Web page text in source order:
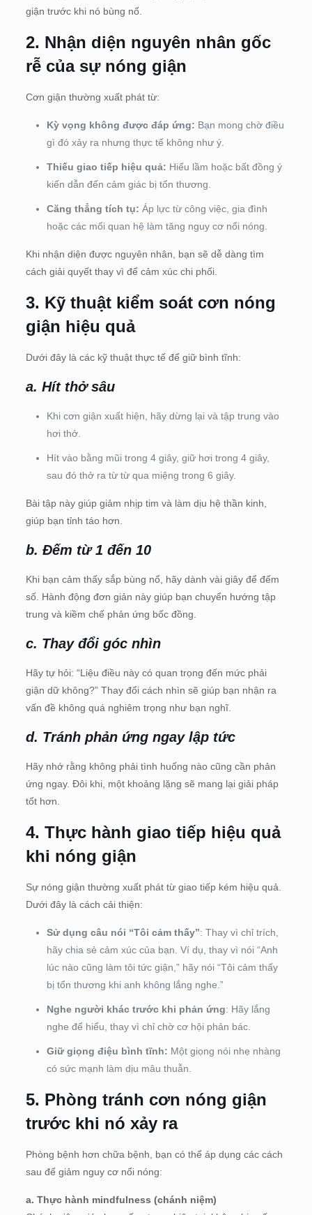
giận trước khi nó bùng nổ.
2. Nhận diện nguyên nhân gốc
rễ của sự nóng giận
Cơn giận thường xuất phát từ:
Kỳ vọng không được đáp ứng: Bạn mong chờ điều
gì đó xảy ra nhưng thực tế không như ý.
Thiếu giao tiếp hiệu quả: Hiểu lầm hoặc bất đồng ý
kiến dẫn đến cảm giác bị tổn thương.
Căng thẳng tích tụ: Áp lực từ công việc, gia đình
hoặc các mối quan hệ làm tăng nguy cơ nổi nóng.
Khi nhận diện được nguyên nhân, bạn sẽ dễ dàng tìm
cách giải quyết thay vì để cảm xúc chi phối.
3. Kỹ thuật kiểm soát cơn nóng
giận hiệu quả
Dưới đây là các kỹ thuật thực tế để giữ bình tĩnh:
a. Hít thở sâu
Khi cơn giận xuất hiện, hãy dừng lại và tập trung vào
hơi thở.
Hít vào bằng mũi trong 4 giây, giữ hơi trong 4 giây,
sau đó thở ra từ từ qua miệng trong 6 giây.
Bài tập này giúp giảm nhịp tim và làm dịu hệ thần kinh,
giúp bạn tỉnh táo hơn.
b. Đếm từ 1 đến 10
Khi bạn cảm thấy sắp bùng nổ, hãy dành vài giây để đếm
số. Hành động đơn giản này giúp bạn chuyển hướng tập
trung và kiềm chế phản ứng bốc đồng.
c. Thay đổi góc nhìn
Hãy tự hỏi: “Liệu điều này có quan trọng đến mức phải
giận dữ không?” Thay đổi cách nhìn sẽ giúp bạn nhận ra
vấn đề không quá nghiêm trọng như bạn nghĩ.
d. Tránh phản ứng ngay lập tức
Hãy nhớ rằng không phải tình huống nào cũng cần phản
ứng ngay. Đôi khi, một khoảng lặng sẽ mang lại giải pháp
tốt hơn.
4. Thực hành giao tiếp hiệu quả
khi nóng giận
Sự nóng giận thường xuất phát từ giao tiếp kém hiệu quả.
Dưới đây là cách cải thiện:
Sử dụng câu nói “Tôi cảm thấy”: Thay vì chỉ trích,
hãy chia sẻ cảm xúc của bạn. Ví dụ, thay vì nói “Anh
lúc nào cũng làm tôi tức giận,” hãy nói “Tôi cảm thấy
bị tổn thương khi anh không lắng nghe.”
Nghe người khác trước khi phản ứng: Hãy lắng
nghe để hiểu, thay vì chỉ chờ cơ hội phản bác.
Giữ giọng điệu bình tĩnh: Một giọng nói nhẹ nhàng
có sức mạnh làm dịu mâu thuẫn.
5. Phòng tránh cơn nóng giận
trước khi nó xảy ra
Phòng bệnh hơn chữa bệnh, bạn có thể áp dụng các cách
sau để giảm nguy cơ nổi nóng:
a. Thực hành mindfulness (chánh niệm)